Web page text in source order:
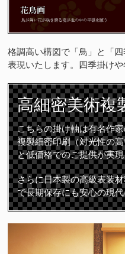
格調高い構図で「鳥」と「
表現いたします。四季掛け
高細密美術複
こちらの掛け軸は有名作
複製細密印刷（対光性の
と低価格でのご提供が実
さらに日本製の高級表装
で長期保存にも安心の現